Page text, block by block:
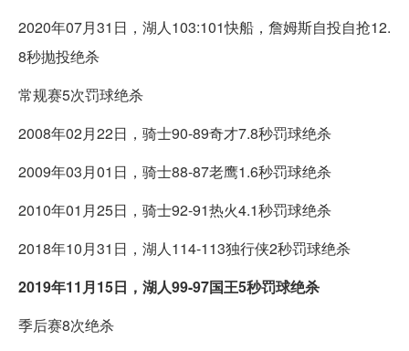
2020年07月31日，湖人103:101快船，詹姆斯自投自抢12.
8秒抛投绝杀
常规赛5次罚球绝杀
2008年02月22日，骑士90-89奇才7.8秒罚球绝杀
2009年03月01日，骑士88-87老鹰1.6秒罚球绝杀
2010年01月25日，骑士92-91热火4.1秒罚球绝杀
2018年10月31日，湖人114-113独行侠2秒罚球绝杀
2019年11月15日，湖人99-97国王5秒罚球绝杀
季后赛8次绝杀